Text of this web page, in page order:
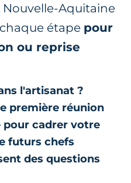
Nouvelle-Aquitaine
étape pour
ou reprise
l'artisanat ?
première réunion
cadrer votre
futurs chefs
des questions